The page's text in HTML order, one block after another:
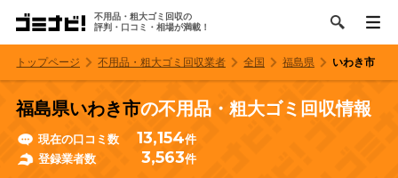
不用品・粗大ゴミ回収の
評判・口コミ・相場が満載！
トップページ 不用品・粗大ゴミ回収業者 全国 福島県 いわき市
福島県いわき市の不用品・粗大ゴミ回収情報
現在の口コミ数 13,154件
登録業者数
3,563件